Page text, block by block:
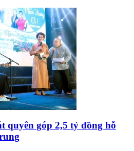
quyên góp 2,5 tỷ đồng hỗ